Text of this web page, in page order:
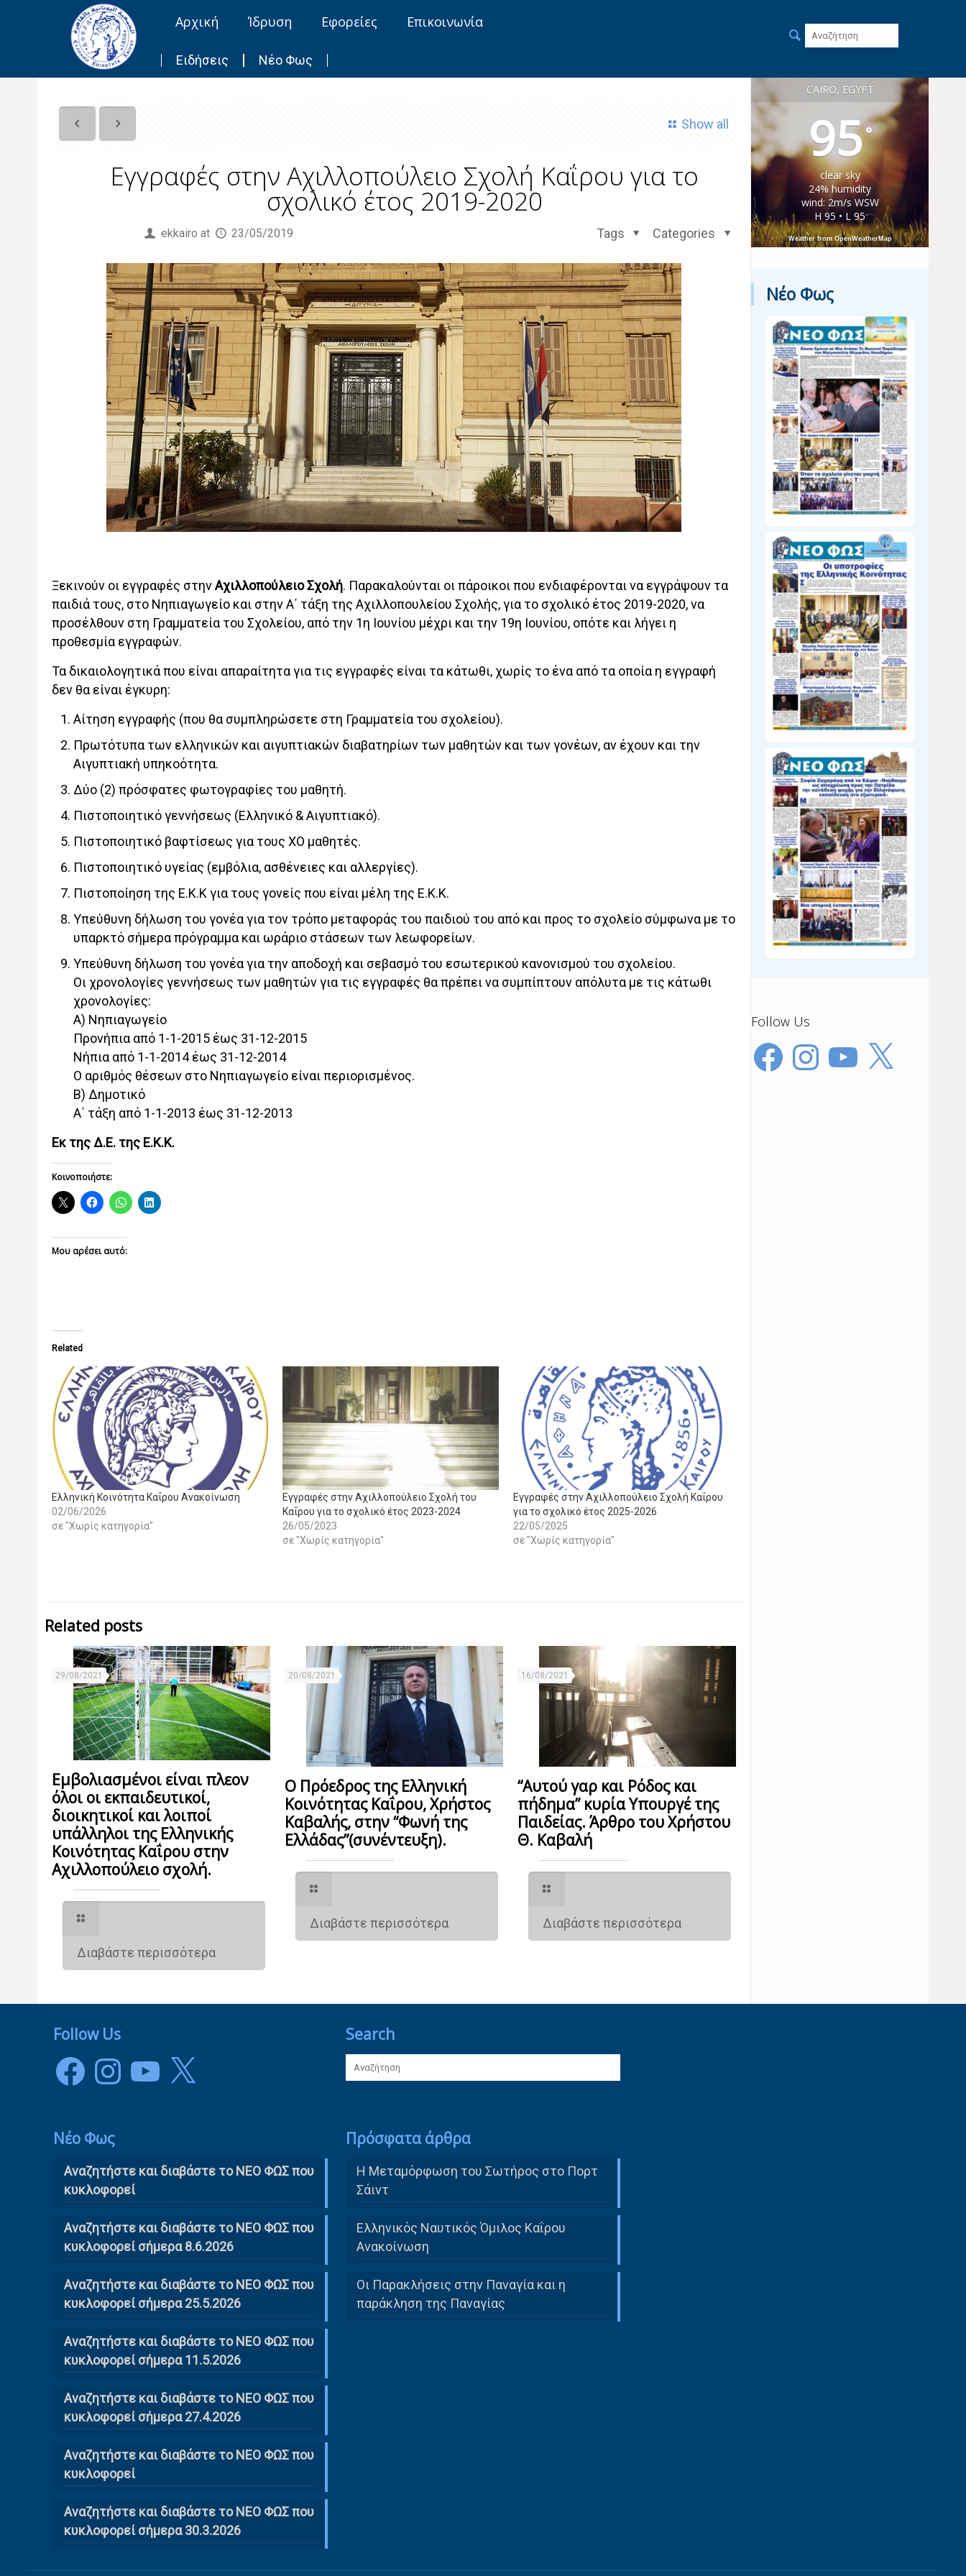
Αρχική Ίδρυση Εφορείες Επικοινωνία
Ειδήσεις Νέο Φως
Show all
Εγγραφές στην Αχιλλοπούλειο Σχολή Καΐρου για το
σχολικό έτος 2019-2020
ekkairo at 23/05/2019 Categories
Tags
Ξεκινούν οι εγγραφές στηνΑχιλλοπούλειο Σχολή. Παρακαλούνται οι πάροικοι που ενδιαφέρονται να εγγράψουν τα
παιδιά τους, στο Νηπιαγωγείο και στην Α΄ τάξη της Αχιλλοπουλείου Σχολής, για το σχολικό έτος 2019-2020, να
προσέλθουν στη Γραμματεία του Σχολείου, από την 1η Ιουνίου μέχρι και την 19η Ιουνίου, οπότε και λήγει η
προθεσμία εγγραφών.
Τα δικαιολογητικά που είναι απαραίτητα για τις εγγραφές είναι τα κάτωθι, χωρίς τo ένα από τα οποία η εγγραφή
δεν θα είναι έγκυρη:
Αίτηση εγγραφής (που θα συμπληρώσετε στη Γραμματεία του σχολείου).
Πρωτότυπα των ελληνικών και αιγυπτιακών διαβατηρίων των μαθητών και των γονέων, αν έχουν και την
Αιγυπτιακή υπηκοότητα.
Δύο (2) πρόσφατες φωτογραφίες του μαθητή.
Πιστοποιητικό γεννήσεως (Ελληνικό & Αιγυπτιακό).
Πιστοποιητικό βαφτίσεως για τους ΧΟ μαθητές.
Πιστοποιητικό υγείας (εμβόλια, ασθένειες και αλλεργίες).
Πιστοποίηση της Ε.Κ.Κ για τους γονείς που είναι μέλη της Ε.Κ.Κ.
Υπεύθυνη δήλωση του γονέα για τον τρόπο μεταφοράς του παιδιού του από και προς το σχολείο σύμφωνα με το
υπαρκτό σήμερα πρόγραμμα και ωράριο στάσεων των λεωφορείων.
Υπεύθυνη δήλωση του γονέα για την αποδοχή και σεβασμό του εσωτερικού κανονισμού του σχολείου.
Οι χρονολογίες γεννήσεως των μαθητών για τις εγγραφές θα πρέπει να συμπίπτουν απόλυτα με τις κάτωθι
χρονολογίες:
Α) Νηπιαγωγείο
Προνήπια από 1-1-2015 έως 31-12-2015
Νήπια από 1-1-2014 έως 31-12-2014
Ο αριθμός θέσεων στο Νηπιαγωγείο είναι περιορισμένος.
Β) Δημοτικό
Α΄ τάξη από 1-1-2013 έως 31-12-2013
Εκ της Δ.Ε. της Ε.Κ.Κ.
Κοινοποιήστε:
Μου αρέσει αυτό:
Related
Ελληνική Κοινότητα Καΐρου Ανακοίνωση
02/06/2026
σε "Χωρίς κατηγορία"
Εγγραφές στην Αχιλλοπούλειο Σχολή του
Καΐρου για το σχολικό έτος 2023-2024
26/05/2023
σε "Χωρίς κατηγορία"
Εγγραφές στην Αχιλλοπούλειο Σχολή Καΐρου
για το σχολικό έτος 2025-2026
22/05/2025
σε "Χωρίς κατηγορία"
Related posts
29/08/2021
Εμβολιασμένοι είναι πλεον
όλοι οι εκπαιδευτικοί,
διοικητικοί και λοιποί
υπάλληλοι της Ελληνικής
Κοινότητας Καΐρου στην
Αχιλλοπούλειο σχολή.
Διαβάστε περισσότερα
20/08/2021
Ο Πρόεδρος της Ελληνική
Κοινότητας Καΐρου, Χρήστος
Καβαλής, στην “Φωνή της
Ελλάδας”(συνέντευξη).
Διαβάστε περισσότερα
16/08/2021
“Αυτού γαρ και Ρόδος και
πήδημα” κυρία Υπουργέ της
Παιδείας. Άρθρο του Χρήστου
Θ. Καβαλή
Διαβάστε περισσότερα
CAIRO, EGYPT
95°
clear sky
24% humidity
wind: 2m/s WSW
H 95 • L 95
Weather from OpenWeatherMap
Νέο Φως
Follow Us
FacebookInstagramYouTube
X
Follow Us
FacebookInstagramYouTube
X
Νέο Φως
Αναζητήστε και διαβάστε το NΕΟ ΦΩΣ που
κυκλοφορεί
Αναζητήστε και διαβάστε το ΝΕΟ ΦΩΣ που
κυκλοφορεί σήμερα 8.6.2026
Αναζητήστε και διαβάστε το ΝΕΟ ΦΩΣ που
κυκλοφορεί σήμερα 25.5.2026
Αναζητήστε και διαβάστε το ΝΕΟ ΦΩΣ που
κυκλοφορεί σήμερα 11.5.2026
Αναζητήστε και διαβάστε το ΝΕΟ ΦΩΣ που
κυκλοφορεί σήμερα 27.4.2026
Αναζητήστε και διαβάστε το ΝΕΟ ΦΩΣ που
κυκλοφορεί
Αναζητήστε και διαβάστε το ΝΕΟ ΦΩΣ που
κυκλοφορεί σήμερα 30.3.2026
Search
Πρόσφατα άρθρα
Η Μεταμόρφωση του Σωτήρος στο Πορτ
Σάιντ
Ελληνικός Ναυτικός Όμιλος Καΐρου
Ανακοίνωση
Οι Παρακλήσεις στην Παναγία και η
παράκληση της Παναγίας